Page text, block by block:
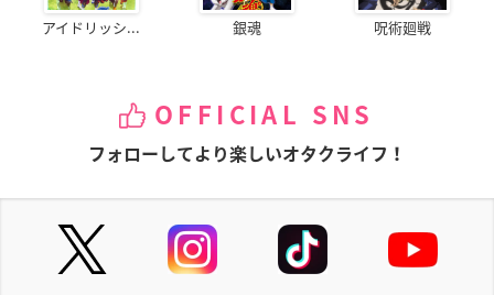
アイドリッシ... 銀魂 呪術廻戦
OFFICIAL SNS
フォローしてより楽しいオタクライフ！